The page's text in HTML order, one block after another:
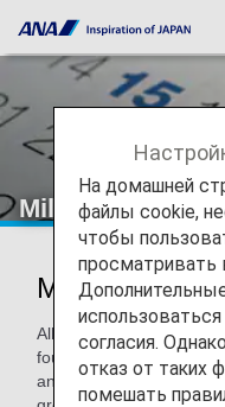
Mileage
Mileage
All miles credited to
four different groups
and benefits/
На домашней
файлы cookie,
чтобы
просматривать
согласия.
отказ от таких
помешать